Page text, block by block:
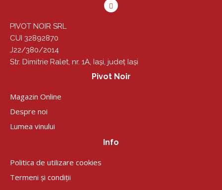
PIVOT NOIR SRL
CUI 32892870
J22/380/2014
Str. Dimitrie Ralet, nr. 1A, Iași, județ Iași
Pivot Noir
Magazin Online
Despre noi
Lumea vinului
Info
Politica de utilizare cookies
Termeni și condiții